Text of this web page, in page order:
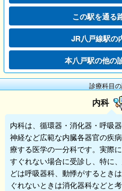
この駅を通る
JR八戸線駅の
本八戸駅の他の
診療科目
内科
内科は、循環器・消化器・呼吸
神経など広範な内臓各器官の疾
療する医学の一分科です。実際
すぐれない場合に受診し、特に
どは呼吸器科、動悸がするとき
ぐれないときは消化器科などと